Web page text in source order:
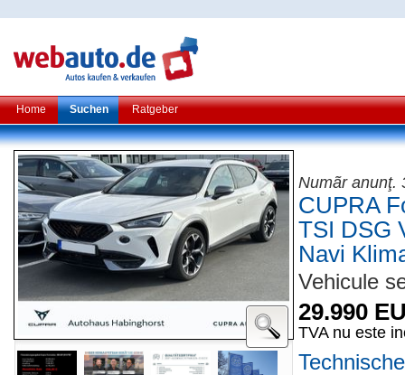
Home Suchen Ratgeber
Numãr anunţ.
CUPRA
TSI DSG
Navi
Vehicule
29.990
TVA nu este